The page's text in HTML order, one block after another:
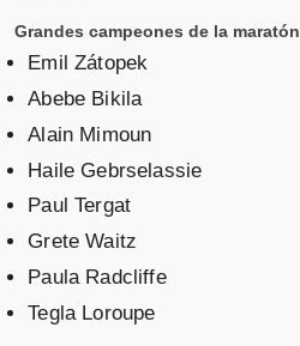
Grandes campeones de la maratón
Emil Zátopek
Abebe Bikila
Alain Mimoun
Haile Gebrselassie
Paul Tergat
Grete Waitz
Paula Radcliffe
Tegla Loroupe